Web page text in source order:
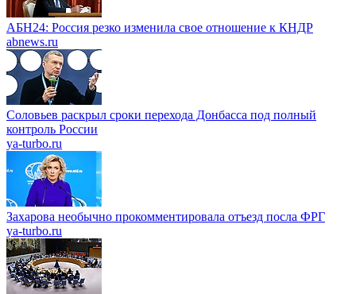
АБН24: Россия резко изменила свое отношение к КНДР
abnews.ru
Соловьев раскрыл сроки перехода Донбасса под полный
контроль России
ya-turbo.ru
Захарова необычно прокомментировала отъезд посла ФРГ
ya-turbo.ru